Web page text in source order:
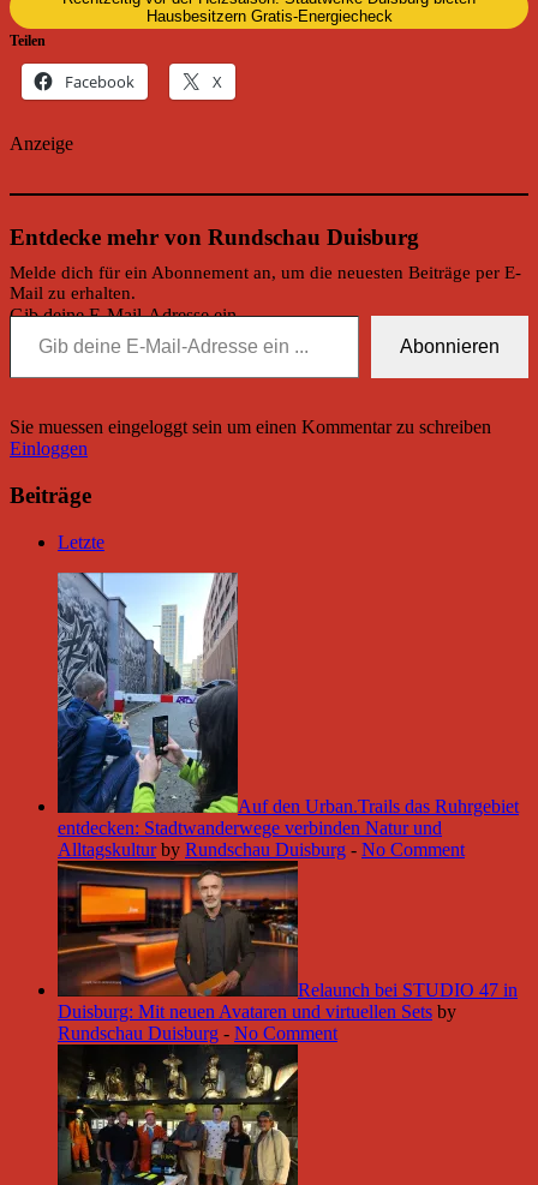
Hausbesitzern Gratis-Energiecheck
Teilen
Facebook X
Anzeige
Entdecke mehr von Rundschau Duisburg
Melde dich für ein Abonnement an, um die neuesten Beiträge per E-
Mail zu erhalten.
Gib deine E-Mail-Adresse ein ...
Abonnieren
Sie muessen eingeloggt sein um einen Kommentar zu schreiben
Einloggen
Beiträge
Letzte
Auf den Urban.Trails das Ruhrgebiet
entdecken: Stadtwanderwege verbinden Natur und
Alltagskultur by Rundschau Duisburg - No Comment
Relaunch bei STUDIO 47 in
Duisburg: Mit neuen Avataren und virtuellen Sets by
Rundschau Duisburg - No Comment